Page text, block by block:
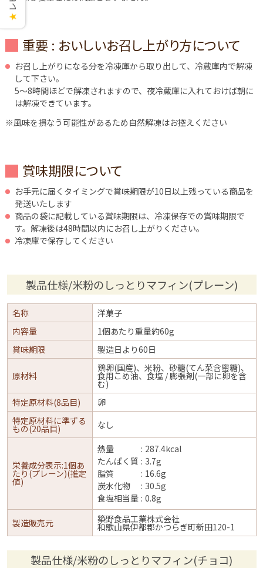
重要 : おいしいお召し上がり方について
お召し上がりになる分を冷凍庫から取り出して、冷蔵庫内で解凍
して下さい。
5～8時間ほどで解凍されますので、夜冷蔵庫に入れておけば朝に
は解凍できています。
※風味を損なう可能性があるため自然解凍はお控えください
賞味期限について
お手元に届くタイミングで賞味期限が10日以上残っている商品を
発送いたします
商品の袋に記載している賞味期限は、冷凍保存での賞味期限で
す。解凍後は48時間以内にお召し上がりください。
冷凍庫で保存してください
製品仕様/米粉のしっとりマフィン(プレーン)
名称
洋菓子
内容量
1個あたり重量約60g
賞味期限
製造日より60日
原材料
鶏卵(国産)、米粉、砂糖(てん菜含蜜糖)、
食用こめ油、食塩 / 膨張剤(一部に卵を含
む)
特定原材料(8品目)
卵
特定原材料に準ずる
もの(20品目) なし
栄養成分表示:1個あ
たり(プレーン)(推定
値)
熱量
287.4kcal
たんぱく質
3.7g
脂質
16.6g
炭水化物
30.5g
食塩相当量 0.8g
製造販売元 築野食品工業株式会社
和歌山県伊都郡かつらぎ町新田120-1
製品仕様/米粉のしっとりマフィン(チョコ)
★